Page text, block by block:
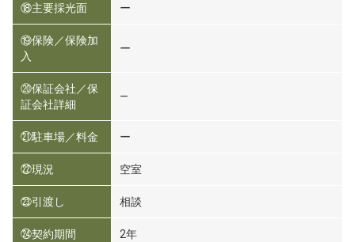
⑱主要採光面 ー
⑲保険／保険加
入
ー
⑳保証会社／保
証会社詳細
―
㉑駐車場／料金 ー
㉒現況 空室
㉓引渡し 相談
㉔契約期間 2年